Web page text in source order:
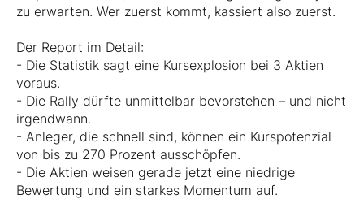
zu erwarten. Wer zuerst kommt, kassiert also zuerst.
Der Report im Detail:
- Die Statistik sagt eine Kursexplosion bei 3 Aktien
voraus.
- Die Rally dürfte unmittelbar bevorstehen – und nicht
irgendwann.
- Anleger, die schnell sind, können ein Kurspotenzial
von bis zu 270 Prozent ausschöpfen.
- Die Aktien weisen gerade jetzt eine niedrige
Bewertung und ein starkes Momentum auf.